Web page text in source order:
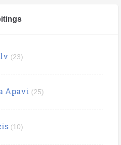
(23)
Apavi (25)
(10)